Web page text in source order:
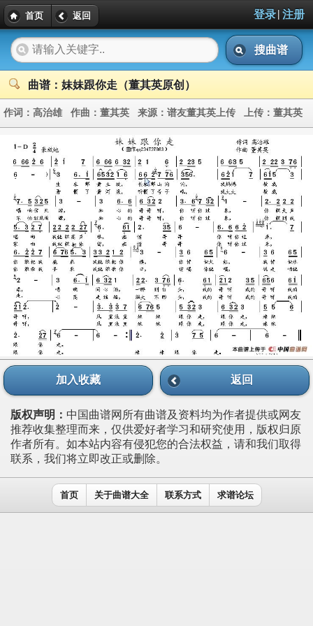
首页 返回 登录| 注册
搜曲谱
曲谱：妹妹跟你走（董其英原创）
作词： 高治雄 作曲： 董其英 来源： 谱友董其英上传 上传： 董其英
加入收藏 返回
版权声明： 中国曲谱网所有曲谱及资料均为作者提供或网友
推荐收集整理而来，仅供爱好者学习和研究使用，版权归原
作者所有。如本站内容有侵犯您的合法权益，请和我们取得
联系，我们将立即改正或删除。
首页 关于曲谱大全 联系方式 求谱论坛